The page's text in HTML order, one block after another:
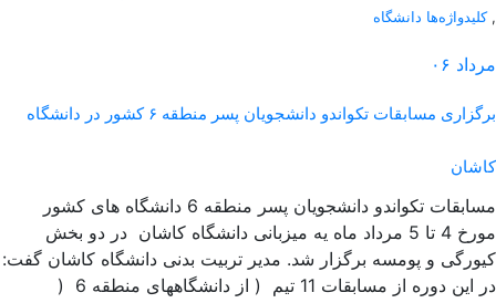
کلیدواژه‌ها دانشگاه,
۰۶ مرداد
برگزاری مسابقات تکواندو دانشجویان پسر منطقه ۶ کشور در دانشگاه
کاشان
مسابقات تکواندو دانشجویان پسر منطقه 6 دانشگاه های کشور
مورخ 4 تا 5 مرداد ماه یه میزبانی دانشگاه کاشان در دو بخش
کیورگی و پومسه برگزار شد. مدیر تربیت بدنی دانشگاه کاشان گفت:
در این دوره از مسابقات 11 تیم ( از دانشگاههای منطقه 6 (